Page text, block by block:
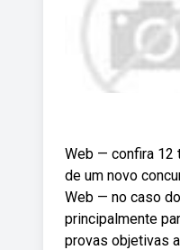
Web — confira 12
de um novo
Web — no caso
principalmente
provas objetivas